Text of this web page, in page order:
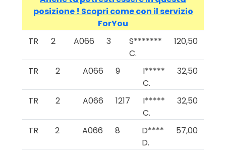
posizione ! Scopri come con il servizio
ForYou
TR
2 A066 3
S*******
C.
120,50
TR 2 A066 9
I*****
C.
32,50
TR 2 A066 1217
I*****
C.
32,50
TR 2 A066 8
D****
D.
57,00